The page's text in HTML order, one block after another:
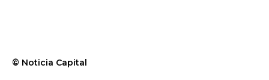
© Noticia Capital